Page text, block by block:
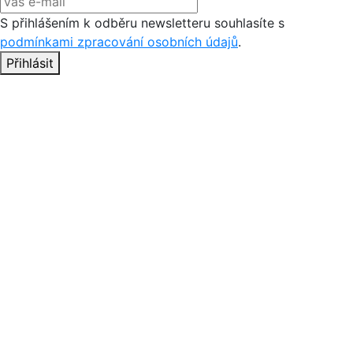
S přihlášením k odběru newsletteru souhlasíte s
podmínkami zpracování osobních údajů.
Přihlásit